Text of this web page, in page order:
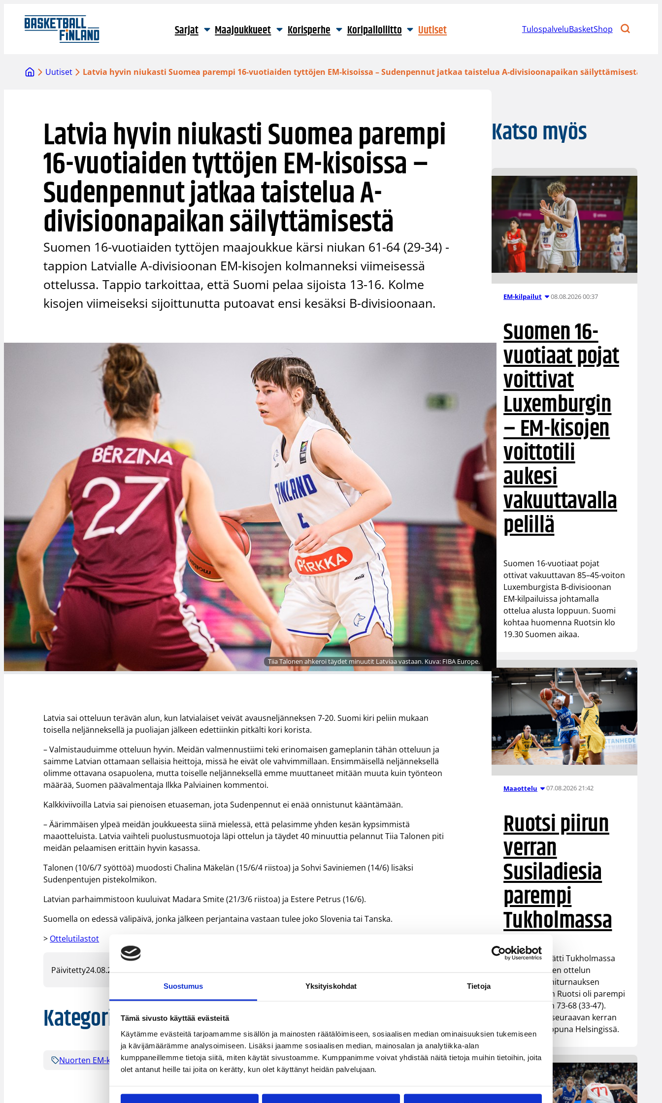
Suostumus Yksityiskohdat Tietoja
Tämä sivusto käyttää evästeitä
Käytämme evästeitä tarjoamamme sisällön ja mainosten räätälöimiseen, sosiaalisen median ominaisuuksien tukemiseen
ja kävijämäärämme analysoimiseen. Lisäksi jaamme sosiaalisen median, mainosalan ja analytiikka-alan
kumppaneillemme tietoja siitä, miten käytät sivustoamme. Kumppanimme voivat yhdistää näitä tietoja muihin tietoihin, joita
olet antanut heille tai joita on kerätty, kun olet käyttänyt heidän palvelujaan.
sisältöön
Sarjat Maajoukkueet Korisperhe Koripalloliitto Uutiset TulospalveluBasketShop
Uutiset Latvia hyvin niukasti Suomea parempi 16-vuotiaiden tyttöjen EM-kisoissa – Sudenpennut jatkaa taistelua A-divisioonapaikan säilyttämisestä
Latvia hyvin niukasti Suomea parempi
16-vuotiaiden tyttöjen EM-kisoissa –
Sudenpennut jatkaa taistelua A-
divisioonapaikan säilyttämisestä
Suomen 16-vuotiaiden tyttöjen maajoukkue kärsi niukan 61-64 (29-34) -
tappion Latvialle A-divisioonan EM-kisojen kolmanneksi viimeisessä
ottelussa. Tappio tarkoittaa, että Suomi pelaa sijoista 13-16. Kolme
kisojen viimeiseksi sijoittunutta putoavat ensi kesäksi B-divisioonaan.
Tiia Talonen ahkeroi täydet minuutit Latviaa vastaan. Kuva: FIBA Europe.
Latvia sai otteluun terävän alun, kun latvialaiset veivät avausneljänneksen 7-20. Suomi kiri peliin mukaan
toisella neljänneksellä ja puoliajan jälkeen edettiinkin pitkälti kori korista.
– Valmistauduimme otteluun hyvin. Meidän valmennustiimi teki erinomaisen gameplanin tähän otteluun ja
saimme Latvian ottamaan sellaisia heittoja, missä he eivät ole vahvimmillaan. Ensimmäisellä neljänneksellä
olimme ottavana osapuolena, mutta toiselle neljänneksellä emme muuttaneet mitään muuta kuin työnteon
määrää, Suomen päävalmentaja Ilkka Palviainen kommentoi.
Kalkkiviivoilla Latvia sai pienoisen etuaseman, jota Sudenpennut ei enää onnistunut kääntämään.
– Äärimmäisen ylpeä meidän joukkueesta siinä mielessä, että pelasimme yhden kesän kypsimmistä
maaotteluista. Latvia vaihteli puolustusmuotoja läpi ottelun ja täydet 40 minuuttia pelannut Tiia Talonen piti
meidän pelaamisen erittäin hyvin kasassa.
Talonen (10/6/7 syöttöä) muodosti Chalina Mäkelän (15/6/4 riistoa) ja Sohvi Saviniemen (14/6) lisäksi
Sudenpentujen pistekolmikon.
Latvian parhaimmistoon kuuluivat Madara Smite (21/3/6 riistoa) ja Estere Petrus (16/6).
Suomella on edessä välipäivä, jonka jälkeen perjantaina vastaan tulee joko Slovenia tai Tanska.
> Ottelutilastot
Päivitetty24.08.2022
Kategoriat
Nuorten EM-kilpailut Pääjuttu Sudenpennut WU16
Katso myös
EM-kilpailut 08.08.2026 00:37
Suomen 16-
vuotiaat pojat
voittivat
Luxemburgin
– EM-kisojen
voittotili
aukesi
vakuuttavalla
pelillä
Suomen 16-vuotiaat pojat
ottivat vakuuttavan 85–45-voiton
Luxemburgista B-divisioonan
EM-kilpailuissa johtamalla
ottelua alusta loppuun. Suomi
kohtaa huomenna Ruotsin klo
19.30 Suomen aikaa.
Maaottelu 07.08.2026 21:42
Ruotsi piirun
verran
Susiladiesia
parempi
Tukholmassa
Susiladies päätti Tukholmassa
pelatun kahden ottelun
mittaisen miniturnauksen
tappioon, kun Ruotsi oli parempi
loppulukemin 73-68 (33-47).
Suomi pelaa seuraavan kerran
ensi viikonloppuna Helsingissä.